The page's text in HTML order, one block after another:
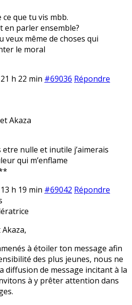
ce que tu vis mbb.
en parler ensemble?
veux même de choses qui
le moral
h 22 min #69036 Répondre
Akaza
etre nulle et inutile j’aimerais
qui m’enflame
h 19 min #69042 Répondre
à étoiler ton message afin
des plus jeunes, nous ne
diffusion de message incitant à la
à y prêter attention dans